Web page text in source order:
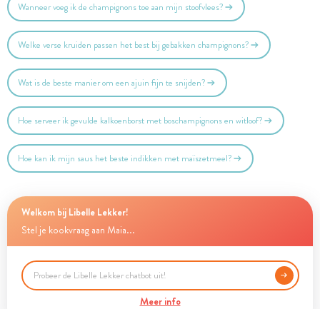
Wanneer voeg ik de champignons toe aan mijn stoofvlees?
Welke verse kruiden passen het best bij gebakken champignons?
Wat is de beste manier om een ajuin fijn te snijden?
Hoe serveer ik gevulde kalkoenborst met boschampignons en witloof?
Hoe kan ik mijn saus het beste indikken met maïszetmeel?
Welkom bij Libelle Lekker!
Stel je kookvraag aan Maia...
Meer info